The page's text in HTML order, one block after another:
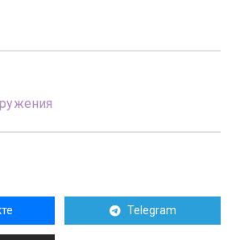
Telegram